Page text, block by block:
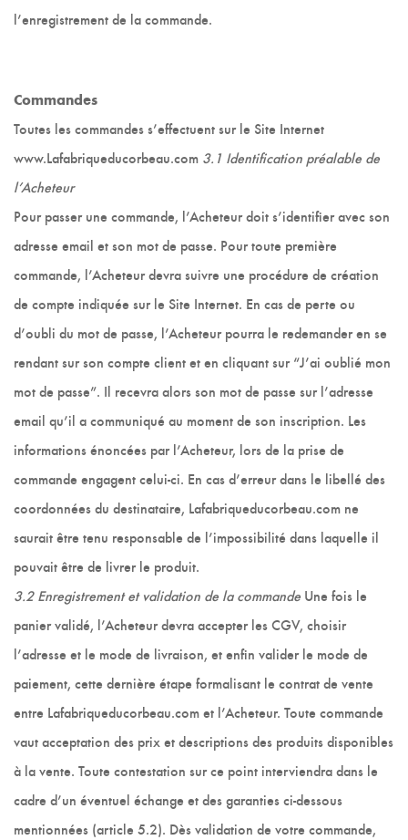
l’enregistrement de la commande.
Commandes
Toutes les commandes s’effectuent sur le Site Internet
www.Lafabriqueducorbeau.com 3.1 Identification préalable de
l’Acheteur
Pour passer une commande, l’Acheteur doit s’identifier avec son
adresse email et son mot de passe. Pour toute première
commande, l’Acheteur devra suivre une procédure de création
de compte indiquée sur le Site Internet. En cas de perte ou
d’oubli du mot de passe, l’Acheteur pourra le redemander en se
rendant sur son compte client et en cliquant sur “J’ai oublié mon
mot de passe”. Il recevra alors son mot de passe sur l’adresse
email qu’il a communiqué au moment de son inscription. Les
informations énoncées par l’Acheteur, lors de la prise de
commande engagent celui-ci. En cas d’erreur dans le libellé des
coordonnées du destinataire, Lafabriqueducorbeau.com ne
saurait être tenu responsable de l’impossibilité dans laquelle il
pouvait être de livrer le produit.
3.2 Enregistrement et validation de la commande Une fois le
panier validé, l’Acheteur devra accepter les CGV, choisir
l’adresse et le mode de livraison, et enfin valider le mode de
paiement, cette dernière étape formalisant le contrat de vente
entre Lafabriqueducorbeau.com et l’Acheteur. Toute commande
vaut acceptation des prix et descriptions des produits disponibles
à la vente. Toute contestation sur ce point interviendra dans le
cadre d’un éventuel échange et des garanties ci-dessous
mentionnées (article 5.2). Dès validation de votre commande,